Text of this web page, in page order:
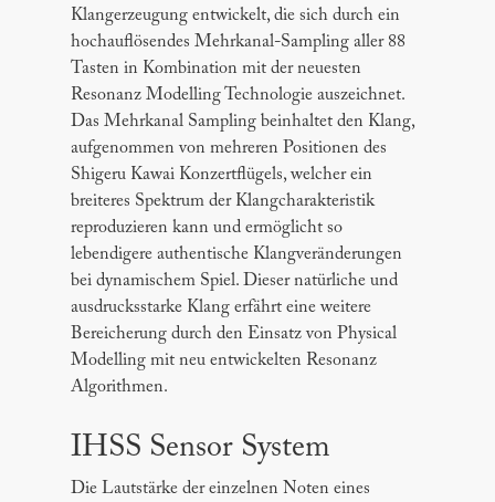
Klangerzeugung entwickelt, die sich durch ein
hochauflösendes Mehrkanal-Sampling aller 88
Tasten in Kombination mit der neuesten
Resonanz Modelling Technologie auszeichnet.
Das Mehrkanal Sampling beinhaltet den Klang,
aufgenommen von mehreren Positionen des
Shigeru Kawai Konzertflügels, welcher ein
breiteres Spektrum der Klangcharakteristik
reproduzieren kann und ermöglicht so
lebendigere authentische Klangveränderungen
bei dynamischem Spiel. Dieser natürliche und
ausdrucksstarke Klang erfährt eine weitere
Bereicherung durch den Einsatz von Physical
Modelling mit neu entwickelten Resonanz
Algorithmen.
IHSS Sensor System
Die Lautstärke der einzelnen Noten eines